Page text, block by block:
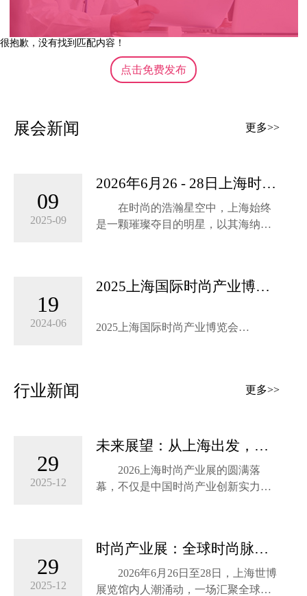
很抱歉，没有找到匹配内容！
点击免费发布
展会新闻 更多>>
09
2025-09
2026年6月26 - 28日上海时尚
产业展：开启时尚新纪元
在时尚的浩瀚星空中，上海始终
是一颗璀璨夺目的明星，以其海纳百
至，于上海世博展览馆盛大启幕，一
将拉开帷幕。
上海世博展览馆作为本次展会的
得益彰，宽敞明亮的展厅、先进的设
施设备，为参展商和观众提供了舒适
便捷的参展...
19
2024-06
2025上海国际时尚产业博览
2025上海国际时尚产业博览会
尚箱包展|时尚鞋靴展|时尚智造展
海新国际博览中心
Shanghai New International Ex...
行业新闻 更多>>
29
2025-12
未来展望：从上海出发，定
义全球时尚新标准
2026上海时尚产业展的圆满落
幕，不仅是中国时尚产业创新实力的
据统计，本届展会达成意向采购
金额超15亿元，其中可持续产品占比
达38%，国际品牌订单占比提升至
29
2025-12
时尚产业展：全球时尚脉搏
的东方律动
2026年6月26日至28日，上海世博
展览馆内人潮涌动，一场汇聚全球时